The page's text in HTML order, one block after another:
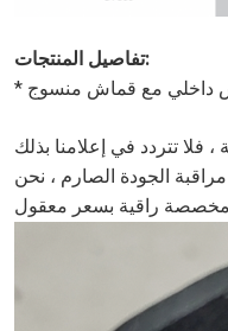
تفاصيل المنتجات:
الفنية ونظام مراقبة الجودة الصارم ، نحن